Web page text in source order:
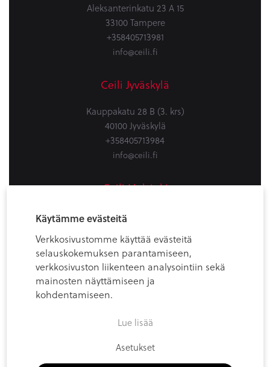
Aleksanterinkatu 23 A 15
33100 Tampere
+358405713981
info@ceili.fi
Ceili Jyväskylä
Kauppakatu 28 B (3. krs)
40100 Jyväskylä
+358405713984
info@ceili.fi
Ceili Helsinki
Firdonkatu 2
00520 Helsinki (Spaces Tripla)
+358405713984
info@ceili.fi
Käytämme evästeitä
Verkkosivustomme käyttää evästeitä
selauskokemuksen parantamiseen,
verkkosivuston liikenteen analysointiin sekä
mainosten näyttämiseen ja
kohdentamiseen.
Lue lisää
Asetukset